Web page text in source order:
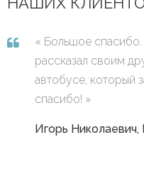
Большое
рассказал своим
автобусе, который
спасибо!
Игорь